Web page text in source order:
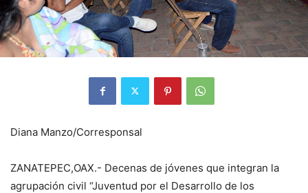
Diana Manzo/Corresponsal
ZANATEPEC,OAX.- Decenas de jóvenes que integran la
agrupación civil “Juventud por el Desarrollo de los